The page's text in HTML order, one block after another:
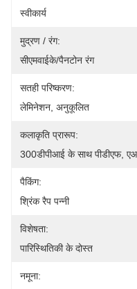
स्वीकार्य
मुद्रण / रंग:
सीएमवाईके/पैनटोन रंग
सतही परिष्करण:
लेमिनेशन, अनुकूलित
कलाकृति प्रारूप:
300डीपीआई के साथ पीडीएफ,
पैकिंग:
श्रिंक रैप पन्नी
विशेषता:
पारिस्थितिकी के दोस्त
नमूना: